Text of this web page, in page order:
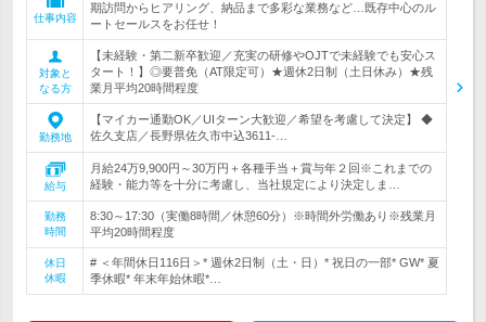
仕事内容
期訪問からヒアリング、納品まで多彩な業務など…既存中心のル
ートセールスをお任せ！
対象と
なる方
【未経験・第二新卒歓迎／充実の研修やOJTで未経験でも安心ス
タート！】◎要普免（AT限定可）★週休2日制（土日休み）★残
業月平均20時間程度
勤務地
【マイカー通勤OK／UIターン大歓迎／希望を考慮して決定】 ◆
佐久支店／長野県佐久市中込3611-…
給与
月給24万9,900円～30万円＋各種手当＋賞与年２回※これまでの
経験・能力等を十分に考慮し、当社規定により決定しま…
勤務
時間
8:30～17:30（実働8時間／休憩60分）※時間外労働あり※残業月
平均20時間程度
休日
休暇
# ＜年間休日116日＞* 週休2日制（土・日）* 祝日の一部* GW* 夏
季休暇* 年末年始休暇*…